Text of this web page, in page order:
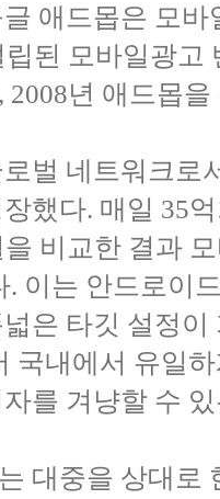
애드몹은 모
립된 모바일광
2008년 애드몹
벌 네트워크로
했다. 매일 35
비교한 결과
. 이는 안드로이
은 타깃 설정
국내에서 유일
를 겨냥할 수
대중을 상대로